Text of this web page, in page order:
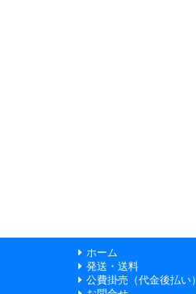
ホーム
発送・送料
公費掛売（代金後払い）